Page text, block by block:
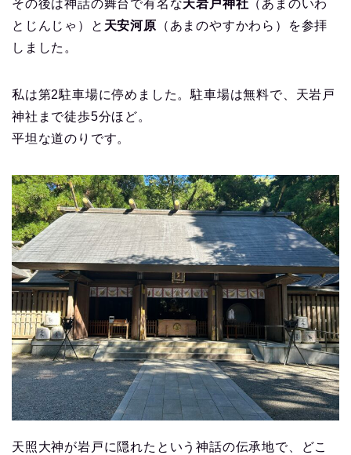
その後は神話の舞台で有名な天岩戸神社 （あまのいわ
とじんじゃ）と 天安河原 （あまのやすかわら）を参拝
しました。
私は第2駐車場に停めました。駐車場は無料で、天岩戸
神社まで徒歩5分ほど。
平坦な道のりです。
天照大神が岩戸に隠れたという神話の伝承地で、どこ